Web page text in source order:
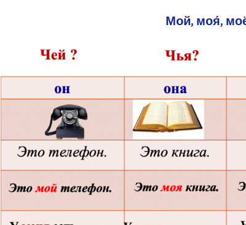
Мой, моя́,